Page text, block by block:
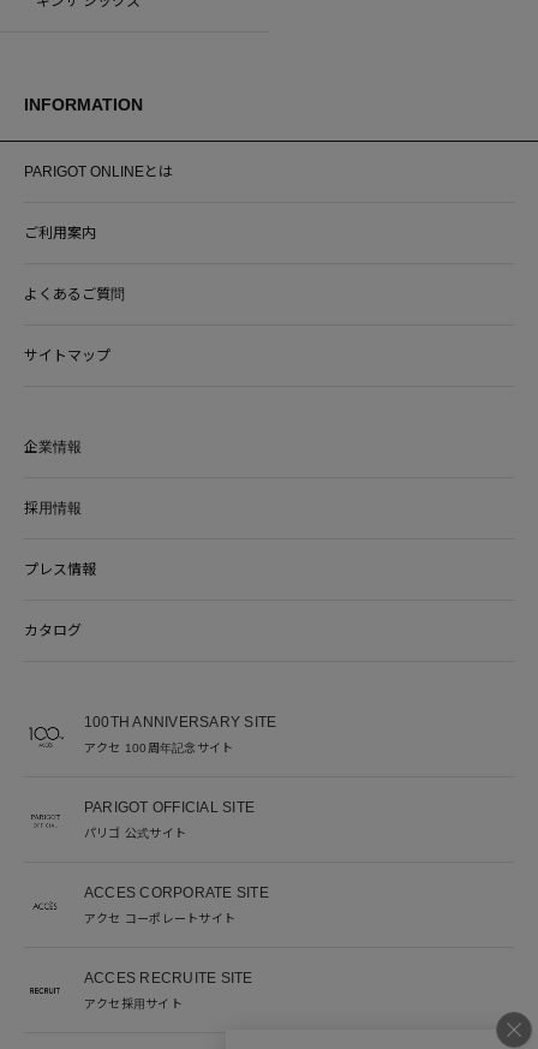
INFORMATION
PARIGOT ONLINEとは
ご利用案内
よくあるご質問
サイトマップ
企業情報
採用情報
プレス情報
カタログ
100TH ANNIVERSARY SITE
アクセ 100周年記念サイト
PARIGOT OFFICIAL SITE
パリゴ 公式サイト
ACCES CORPORATE SITE
アクセ コーポレートサイト
ACCES RECRUITE SITE
アクセ採用サイト